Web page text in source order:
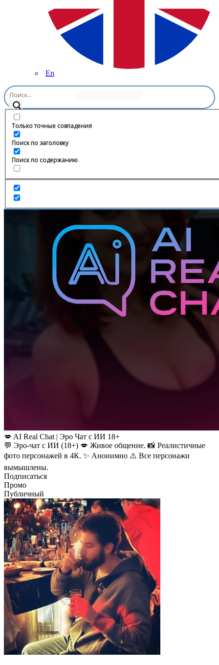
En
Только точные совпадения
Поиск по заголовку
Поиск по содержанию
Главная
💋 AI Real Chat | Эро Чат с ИИ 18+
💬 Эро-чат с ИИ (18+) 💋 Живое общение. 📸 Реалистичные
фото персонажей в 4К. ✨ Анонимно ⚠️ Все персонажи
вымышлены.
Подписаться
Промо
Публичный